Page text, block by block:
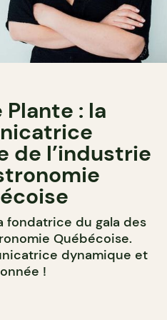
: la
de l’industrie
fondatrice du gala des
Québécoise.
dynamique et
!